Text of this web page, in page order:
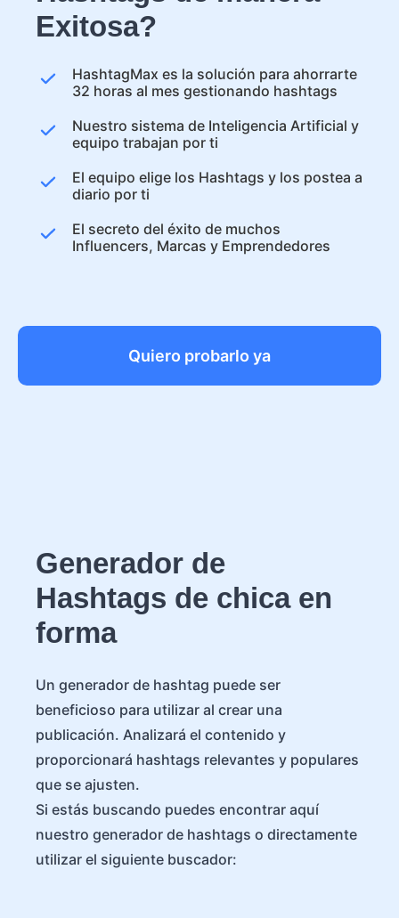
Exitosa?
HashtagMax es la solución para ahorrarte
32 horas al mes gestionando hashtags
Nuestro sistema de Inteligencia Artificial y
equipo trabajan por ti
El equipo elige los Hashtags y los postea a
diario por ti
El secreto del éxito de muchos
Influencers, Marcas y Emprendedores
Quiero probarlo ya
Generador de
Hashtags de chica en
forma
Un generador de hashtag puede ser
beneficioso para utilizar al crear una
publicación. Analizará el contenido y
proporcionará hashtags relevantes y populares
que se ajusten.
Si estás buscando puedes encontrar aquí
nuestro generador de hashtags o directamente
utilizar el siguiente buscador: